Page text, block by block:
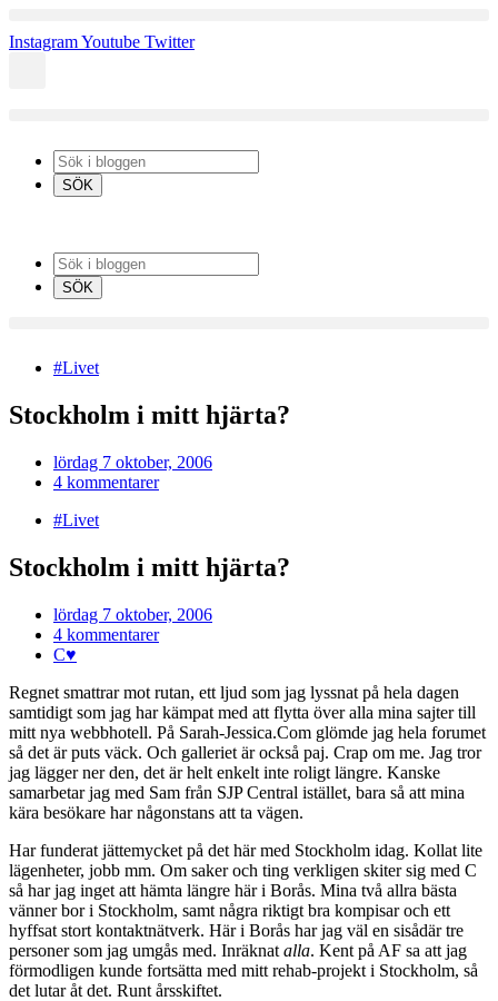
till
InstagramYoutube Twitter
#Livet
Stockholm i mitt hjärta?
lördag 7 oktober, 2006
4 kommentarer
#Livet
Stockholm i mitt hjärta?
lördag 7 oktober, 2006
4 kommentarer
C♥
Regnet smattrar mot rutan, ett ljud som jag lyssnat på hela dagen
samtidigt som jag har kämpat med att flytta över alla mina sajter till
mitt nya webbhotell. På Sarah-Jessica.Com glömde jag hela forumet
så det är puts väck. Och galleriet är också paj. Crap om me. Jag tror
jag lägger ner den, det är helt enkelt inte roligt längre. Kanske
samarbetar jag med Sam från SJP Central istället, bara så att mina
kära besökare har någonstans att ta vägen.
Har funderat jättemycket på det här med Stockholm idag. Kollat lite
lägenheter, jobb mm. Om saker och ting verkligen skiter sig med C
så har jag inget att hämta längre här i Borås. Mina två allra bästa
vänner bor i Stockholm, samt några riktigt bra kompisar och ett
hyffsat stort kontaktnätverk. Här i Borås har jag väl en sisådär tre
personer som jag umgås med. Inräknat alla. Kent på AF sa att jag
förmodligen kunde fortsätta med mitt rehab-projekt i Stockholm, så
det lutar åt det. Runt årsskiftet.